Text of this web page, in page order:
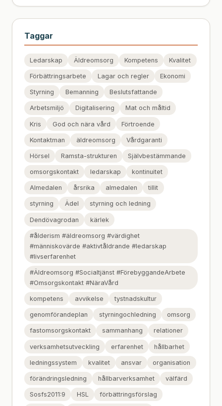
Taggar
Ledarskap Äldreomsorg Kompetens Kvalitet
Förbättringsarbete Lagar och regler Ekonomi
Styrning Bemanning Beslutsfattande
Arbetsmiljö Digitalisering Mat och måltid
Kris God och nära vård Förtroende
Kontaktman äldreomsorg Vårdgaranti
Hörsel Ramsta-strukturen Självbestämmande
omsorgskontakt ledarskap kontinuitet
Almedalen årsrika almedalen tillit
styrning Ädel styrning och ledning
Dendövagrodan kärlek
#ålderism #äldreomsorg #värdighet
#människovärde #aktivtåldrande #ledarskap
#livserfarenhet
#Äldreomsorg #Socialtjänst #FörebyggandeArbete
#Omsorgskontakt #NäraVård
kompetens avvikelse tystnadskultur
genomförandeplan styrningochledning omsorg
fastomsorgskontakt sammanhang relationer
verksamhetsutveckling erfarenhet hållbarhet
ledningssystem kvalitet ansvar organisation
förändringsledning hållbarverksamhet välfärd
Sosfs2011:9 HSL förbättringsförslag